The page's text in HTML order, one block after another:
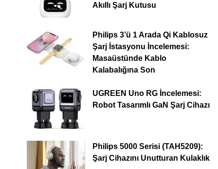
Akıllı Şarj Kutusu
Philips 3’ü 1 Arada Qi Kablosuz
Şarj İstasyonu İncelemesi:
Masaüstünde Kablo
Kalabalığına Son
UGREEN Uno RG İncelemesi:
Robot Tasarımlı GaN Şarj Cihazı
Philips 5000 Serisi (TAH5209):
Şarj Cihazını Unutturan Kulaklık